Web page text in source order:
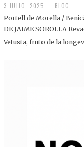
3 JULIO, 2025
J
U
I
BLOG
Portell de Morella /
DE JAIME SOROLLA
Vetusta, fruto de la